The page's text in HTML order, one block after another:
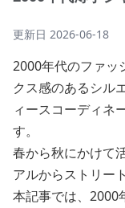
更新日 2026-06-18
2000年代のファッ
クス感のあるシル
ィースコーディネ
す。
春から秋にかけて
アルからストリー
本記事では、2000